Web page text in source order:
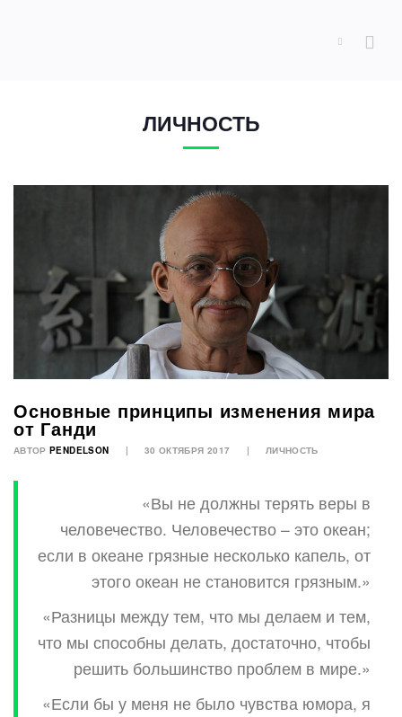
ЛИЧНОСТЬ
Основные принципы изменения мира
от Ганди
АВТОРPENDELSON 30 ОКТЯБРЯ 2017 ЛИЧНОСТЬ
«Вы не должны терять веры в
человечество. Человечество – это океан;
если в океане грязные несколько капель, от
этого океан не становится грязным.»
«Разницы между тем, что мы делаем и тем,
что мы способны делать, достаточно, чтобы
решить большинство проблем в мире.»
«Если бы у меня не было чувства юмора, я